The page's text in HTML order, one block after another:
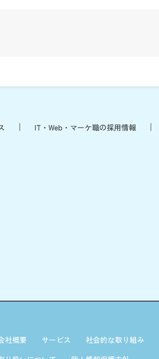
IT・Web・マーケ職の採用情報
社概要 サービス 社会的な取り組み